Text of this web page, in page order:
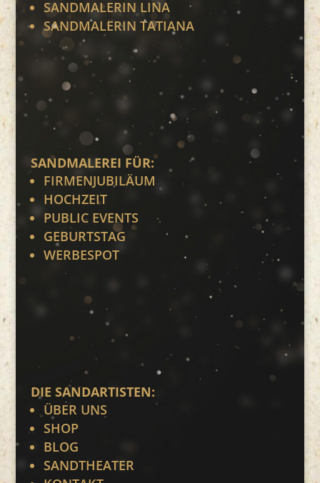
SANDMALERIN LINA
SANDMALERIN TATIANA
SANDMALEREI FÜR:
FIRMENJUBILÄUM
HOCHZEIT
PUBLIC EVENTS
GEBURTSTAG
WERBESPOT
DIE SANDARTISTEN:
ÜBER UNS
SHOP
BLOG
SANDTHEATER